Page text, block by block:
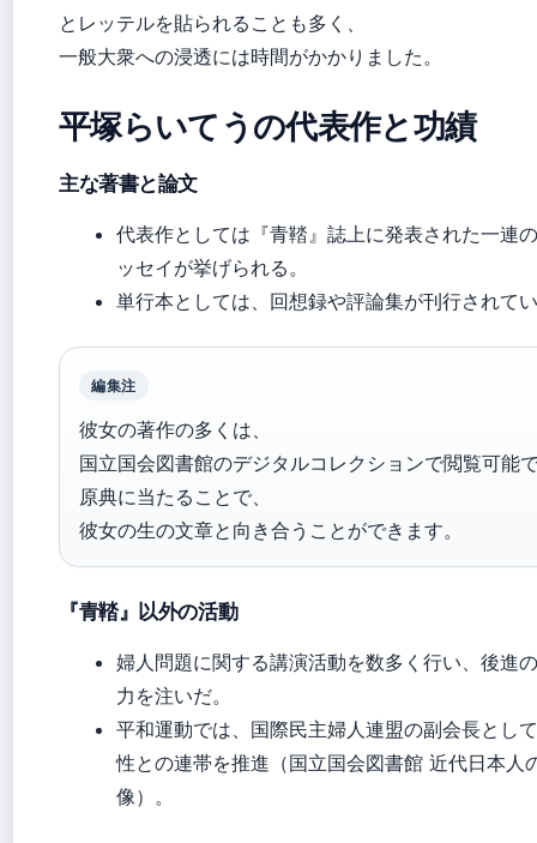
とレッテルを貼られることも多く、
一般大衆への浸透には時間がかかりました。
平塚らいてうの代表作と功績
主な著書と論文
代表作としては『青鞜』誌上に発表された一連
ッセイが挙げられる。
単行本としては、回想録や評論集が刊行されて
編集注
彼女の著作の多くは、
国立国会図書館のデジタルコレクションで閲覧可能
原典に当たることで、
彼女の生の文章と向き合うことができます。
『青鞜』以外の活動
婦人問題に関する講演活動を数多く行い、後進
力を注いだ。
平和運動では、国際民主婦人連盟の副会長とし
性との連帯を推進（国立国会図書館 近代日本人
像）。